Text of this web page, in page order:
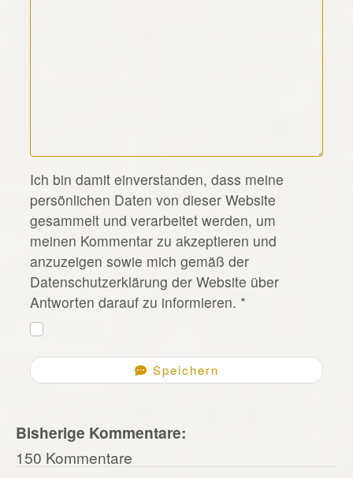
*
Ich bin damit einverstanden, dass meine
persönlichen Daten von dieser Website
gesammelt und verarbeitet werden, um
meinen Kommentar zu akzeptieren und
anzuzeigen sowie mich gemäß der
Datenschutzerklärung der Website über
Antworten darauf zu informieren. *
Speichern
Bisherige Kommentare:
150 Kommentare